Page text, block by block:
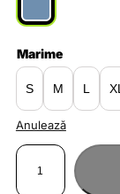
Marime
S M L XL
Anulează
Cantitate
pentru